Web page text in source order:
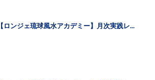
【ロンジェ琉球風水アカデミー】月次実践レ...